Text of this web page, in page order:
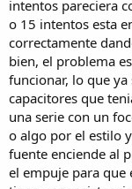
intentos pareciera
o 15 intentos esta
correctamente
bien, el problema
funcionar, lo que
capacitores que
una serie con un
o algo por el estilo
fuente enciende al
el empuje para que